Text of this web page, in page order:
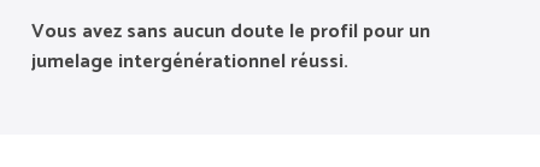
Vous avez sans aucun doute le profil pour un
jumelage intergénérationnel réussi.